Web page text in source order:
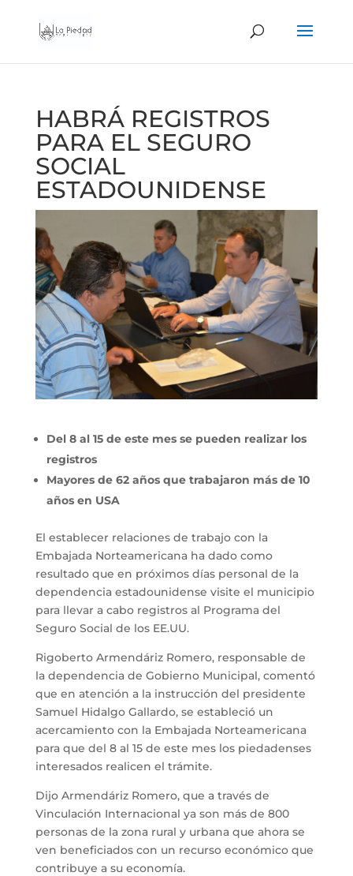
HABRÁ REGISTROS
PARA EL SEGURO
SOCIAL
ESTADOUNIDENSE
Del 8 al 15 de este mes se pueden realizar los
registros
Mayores de 62 años que trabajaron más de 10
años en USA
El establecer relaciones de trabajo con la
Embajada Norteamericana ha dado como
resultado que en próximos días personal de la
dependencia estadounidense visite el municipio
para llevar a cabo registros al Programa del
Seguro Social de los EE.UU.
Rigoberto Armendáriz Romero, responsable de
la dependencia de Gobierno Municipal, comentó
que en atención a la instrucción del presidente
Samuel Hidalgo Gallardo, se estableció un
acercamiento con la Embajada Norteamericana
para que del 8 al 15 de este mes los piedadenses
interesados realicen el trámite.
Dijo Armendáriz Romero, que a través de
Vinculación Internacional ya son más de 800
personas de la zona rural y urbana que ahora se
ven beneficiados con un recurso económico que
contribuye a su economía.